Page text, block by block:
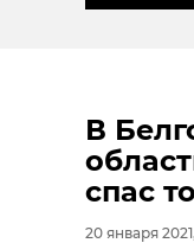
В
спас
20 января